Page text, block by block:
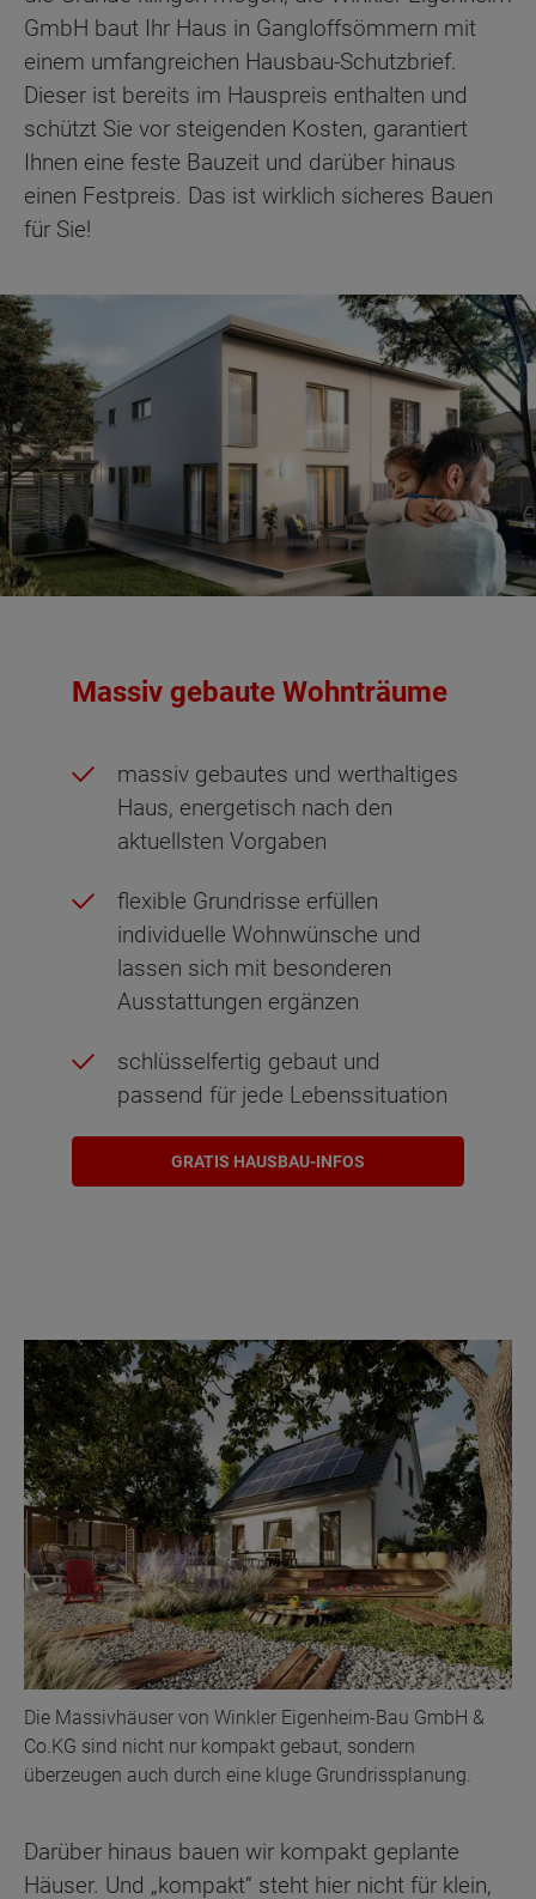
GmbH baut Ihr Haus in Gangloffsömmern mit
einem umfangreichen Hausbau-Schutzbrief.
Dieser ist bereits im Hauspreis enthalten und
schützt Sie vor steigenden Kosten, garantiert
Ihnen eine feste Bauzeit und darüber hinaus
einen Festpreis. Das ist wirklich sicheres Bauen
für Sie!
Massiv gebaute Wohnträume
massiv gebautes und werthaltiges
Haus, energetisch nach den
aktuellsten Vorgaben
flexible Grundrisse erfüllen
individuelle Wohnwünsche und
lassen sich mit besonderen
Ausstattungen ergänzen
schlüsselfertig gebaut und
passend für jede Lebenssituation
GRATIS HAUSBAU-INFOS
Die Massivhäuser von Winkler Eigenheim-Bau GmbH &
Co.KG sind nicht nur kompakt gebaut, sondern
überzeugen auch durch eine kluge Grundrissplanung.
Darüber hinaus bauen wir kompakt geplante
Häuser. Und „kompakt“ steht hier nicht für klein,